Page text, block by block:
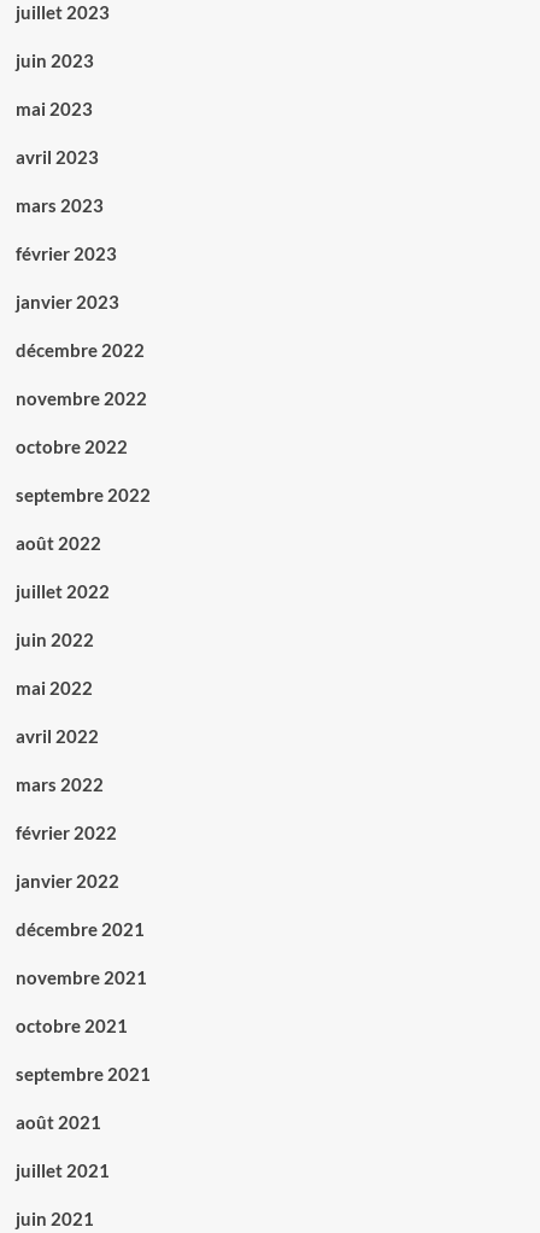
juillet 2023
juin 2023
mai 2023
avril 2023
mars 2023
février 2023
janvier 2023
décembre 2022
novembre 2022
octobre 2022
septembre 2022
août 2022
juillet 2022
juin 2022
mai 2022
avril 2022
mars 2022
février 2022
janvier 2022
décembre 2021
novembre 2021
octobre 2021
septembre 2021
août 2021
juillet 2021
juin 2021